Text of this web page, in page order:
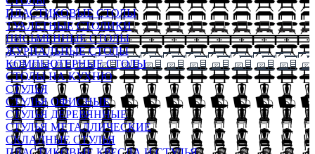
ПЛАСТИКОВЫЕ СТОЛЫ
ТУАЛЕТНЫЕ СТОЛИКИ
ПИСЬМЕННЫЕ СТОЛЫ
ЖУРНАЛЬНЫЕ СТОЛЫ
КОМПЬЮТЕРНЫЕ СТОЛЫ
СТОЛЫ НА КУХНЮ
СТУЛЬЯ
СТУЛЬЯ ОФИСНЫЕ
СТУЛЬЯ ДЕРЕВЯННЫЕ
СТУЛЬЯ МЕТАЛЛИЧЕСКИЕ
СКЛАДНЫЕ СТУЛЬЯ